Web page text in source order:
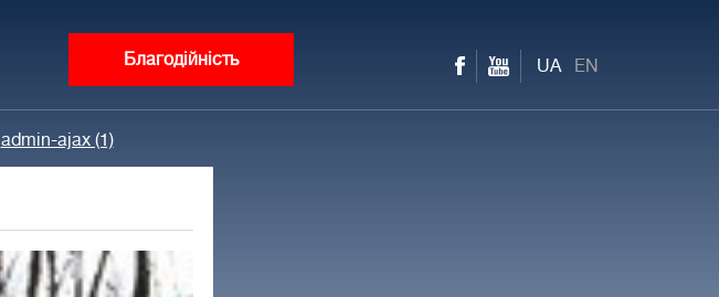
Благодійність UA EN
admin-ajax (1)